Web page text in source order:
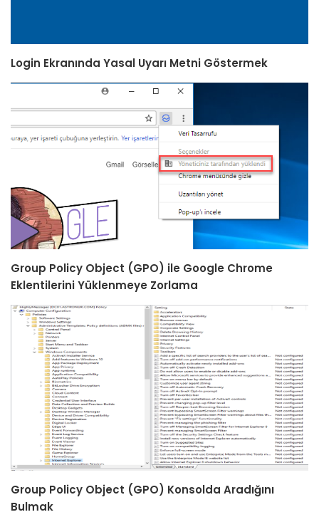
Login Ekranında Yasal Uyarı Metni Göstermek
Group Policy Object (GPO) ile Google Chrome
Eklentilerini Yüklenmeye Zorlama
Group Policy Object (GPO) Konsolda Aradığını
Bulmak